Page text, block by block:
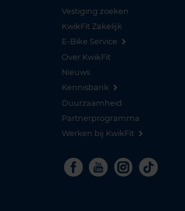
Vestiging zoeken
KwikFit Zakelijk
E-Bike Service
Over KwikFit
Nieuws
Kennisbank
Duurzaamheid
Partnerprogramma
Werken bij KwikFit
Facebook
Youtube